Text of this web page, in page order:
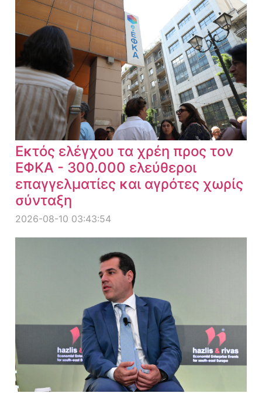
Εκτός ελέγχου τα χρέη προς τον
ΕΦΚΑ - 300.000 ελεύθεροι
επαγγελματίες και αγρότες χωρίς
σύνταξη
2026-08-10 03:43:54